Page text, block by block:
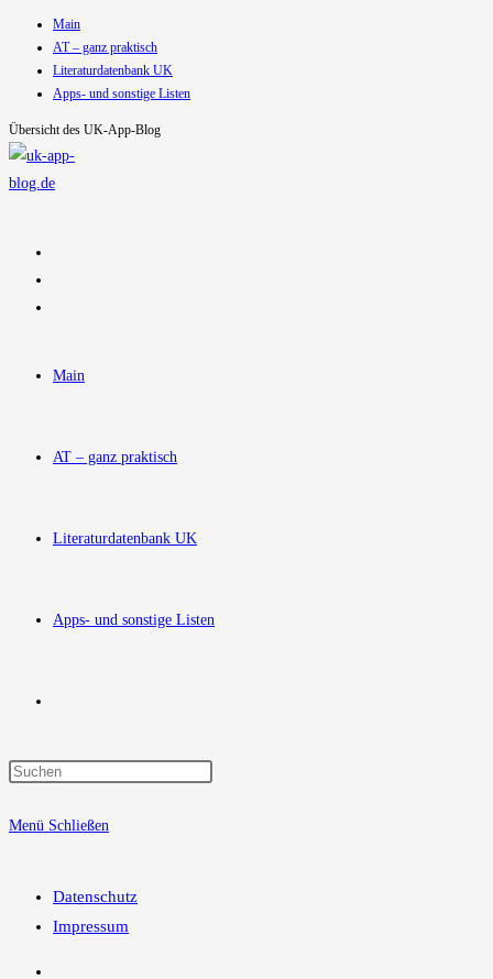
Inhalt
springen
Main
AT – ganz praktisch
Literaturdatenbank UK
Apps- und sonstige Listen
Übersicht des UK-App-Blog
Main
AT – ganz praktisch
Literaturdatenbank UK
Apps- und sonstige Listen
Suche
Menü Schließen
Datenschutz
Impressum